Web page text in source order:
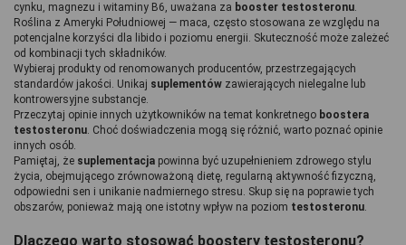
cynku, magnezu i witaminy B6, uważana za booster testosteronu.
Roślina z Ameryki Południowej — maca, często stosowana ze względu na
potencjalne korzyści dla libido i poziomu energii. Skuteczność może zależeć
od kombinacji tych składników.
Wybieraj produkty od renomowanych producentów, przestrzegających
standardów jakości. Unikaj suplementów zawierających nielegalne lub
kontrowersyjne substancje.
Przeczytaj opinie innych użytkowników na temat konkretnego boostera
testosteronu. Choć doświadczenia mogą się różnić, warto poznać opinie
innych osób.
Pamiętaj, że suplementacja powinna być uzupełnieniem zdrowego stylu
życia, obejmującego zrównoważoną dietę, regularną aktywność fizyczną,
odpowiedni sen i unikanie nadmiernego stresu. Skup się na poprawie tych
obszarów, ponieważ mają one istotny wpływ na poziom testosteronu.
Dlaczego warto stosować boostery testosteronu?